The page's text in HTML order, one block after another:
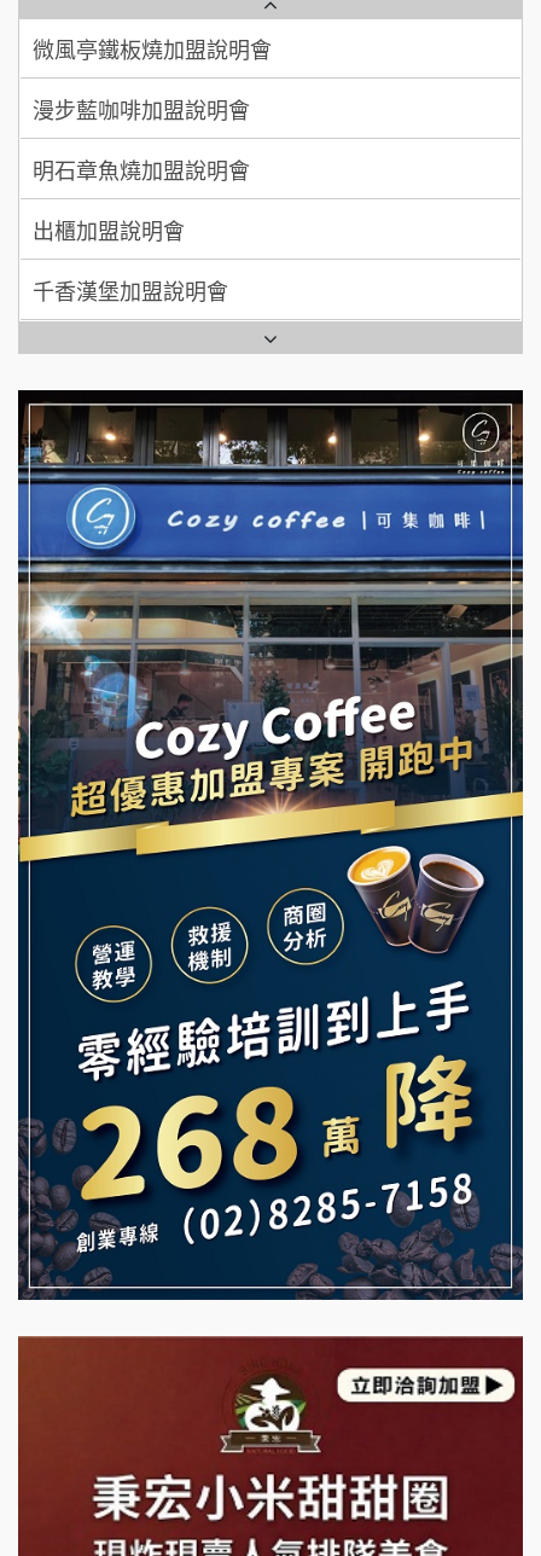
廖 先生/小姐
加盟預算 200萬~300萬
【曉妍美妝】誠徵行政櫃檯
自助洗衣店誠徵代洗收送人員(台中市)
MUSHEN徵SPA美容芳療師
日十。早午食加盟說明會
拾鑶火鍋加盟說明會
全家加盟說明會
彭富貴加盟說明會
NU PASTA義大利麵加盟說明會
潮鍋癮加盟說明會
蓁伙烤倆吃加盟說明會
霏等茶加盟說明會
早安山丘加盟說明會
冰封仙果加盟說明會
Ramble Café 漫步藍咖啡加盟說明會
微風亭鐵板燒加盟說明會
鮮茶道加盟說明會
【曉妍美妝】誠徵行政櫃檯
自助洗衣店誠徵代洗收送人員(台中市)
MUSHEN徵SPA美容芳療師
日十。早午食加盟說明會
拾鑶火鍋加盟說明會
漫步藍咖啡加盟說明會
明石章魚燒加盟說明會
出櫃加盟說明會
千香漢堡加盟說明會
七盞茶加盟說明會
杜芳子古味茶鋪加盟說明會
優握握×酸奶大獅加盟說明會
冬城門加盟說明會
拾鑶火鍋加盟說明會
阿性情趣無人販售所加盟明會
龍涎居好湯加盟說明會
舒油頭加盟說明會
韓金量加盟說明會
義氣豐發雞加盟說明會
Mr.Wish加盟說明會
白鬍泡泡 BOHO POPO加盟說明會
雞咕雞咕加盟說明會
TEA TOP加盟說明會
珍好味臭臭鍋加盟說明會
藍象廷泰式火鍋加盟說明會
日十。早午食加盟說明會
莫尼早餐Morni加盟說明會
手作功夫茶加盟說明會